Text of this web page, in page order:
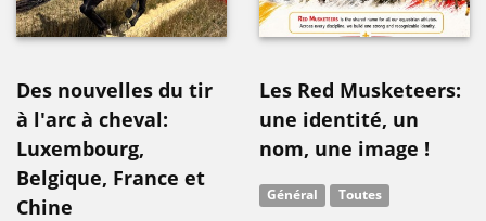
Des nouvelles du tir
à l'arc à cheval:
Luxembourg,
Belgique, France et
Chine
Les Red Musketeers:
une identité, un
nom, une image !
Général Toutes